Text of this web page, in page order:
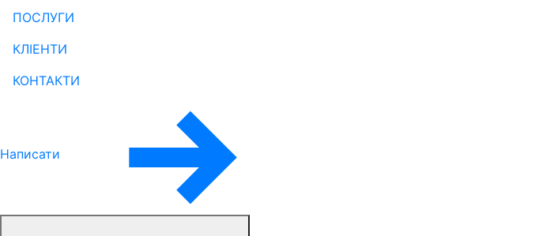
ПОСЛУГИ
КЛІЕНТИ
КОНТАКТИ
Написати